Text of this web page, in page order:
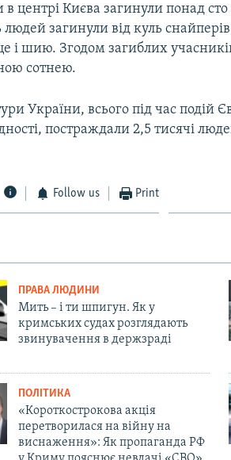
в центрі Києва загинули понад
загинули від куль
і шию. Згодом загиблих
сотнею.
України, всього під час подій
постраждали 2,5 тисячі
Follow us Print
ПРАВА ЛЮДИНИ
Мить – і ти шпигун. Як у
кримських судах розглядають
звинувачення в держзраді
ПОЛІТИКА
«Короткострокова акція
перетворилася на війну на
виснаження»: Як пропаганда РФ